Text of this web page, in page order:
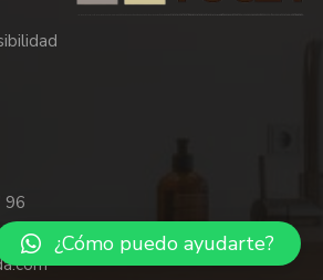
96
¿Cómo puedo ayudarte?